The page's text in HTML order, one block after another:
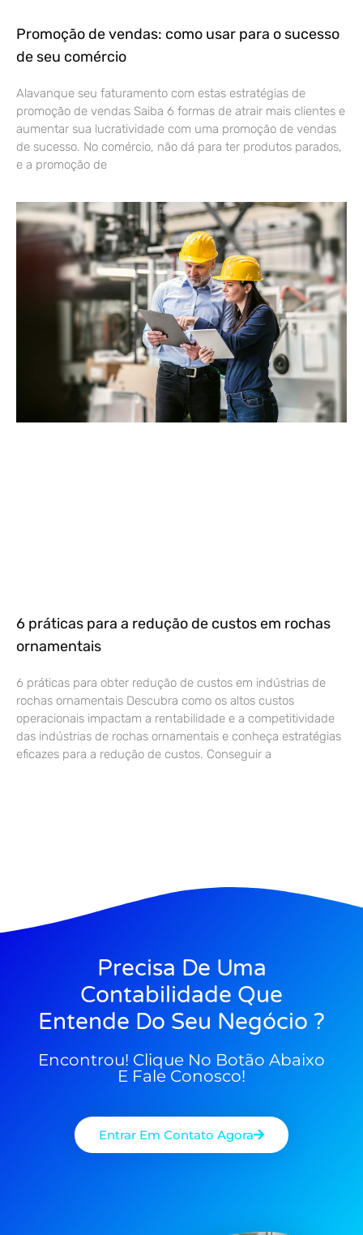
Promoção de vendas: como usar para o sucesso
de seu comércio
Alavanque seu faturamento com estas estratégias de
promoção de vendas Saiba 6 formas de atrair mais clientes e
aumentar sua lucratividade com uma promoção de vendas
de sucesso. No comércio, não dá para ter produtos parados,
e a promoção de
6 práticas para a redução de custos em rochas
ornamentais
6 práticas para obter redução de custos em indústrias de
rochas ornamentais Descubra como os altos custos
operacionais impactam a rentabilidade e a competitividade
das indústrias de rochas ornamentais e conheça estratégias
eficazes para a redução de custos. Conseguir a
Precisa De Uma
Contabilidade Que
Entende Do Seu Negócio ?
Encontrou! Clique No Botão Abaixo
E Fale Conosco!
Entrar Em Contato Agora